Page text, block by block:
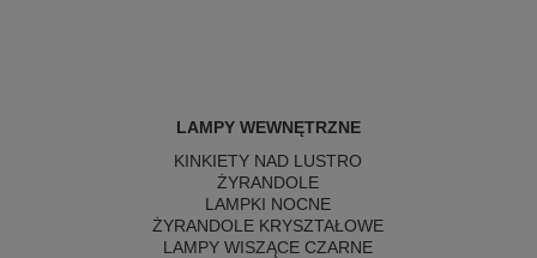
LAMPY WEWNĘTRZNE
KINKIETY NAD LUSTRO
ŻYRANDOLE
LAMPKI NOCNE
ŻYRANDOLE KRYSZTAŁOWE
LAMPY WISZĄCE CZARNE